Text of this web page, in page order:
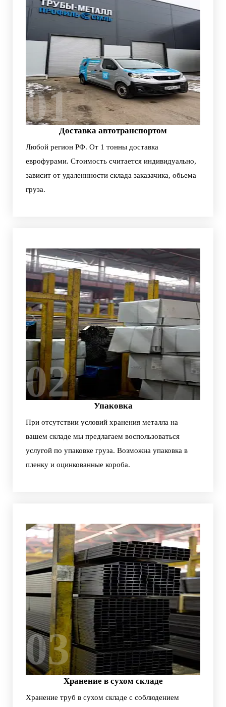
01Доставка автотранспортом
Любой регион РФ. От 1 тонны доставка
еврофурами. Стоимость считается индивидуально,
зависит от удаленнности склада заказачика, обьема
груза.
02 Упаковка
При отсутствии условий хранения металла на
вашем складе мы предлагаем воспользоваться
услугой по упаковке груза. Возможна упаковка в
пленку и оцинкованные короба.
03
Хранение в сухом складе
Хранение труб в сухом складе с соблюдением